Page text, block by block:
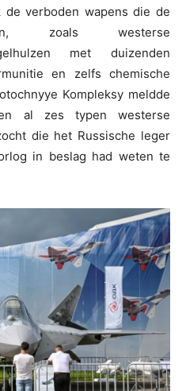
verboden wapens die de
zoals westerse
met duizenden
en zelfs chemische
Kompleksy meldde
al zes typen westerse
die het Russische leger
in beslag had weten te